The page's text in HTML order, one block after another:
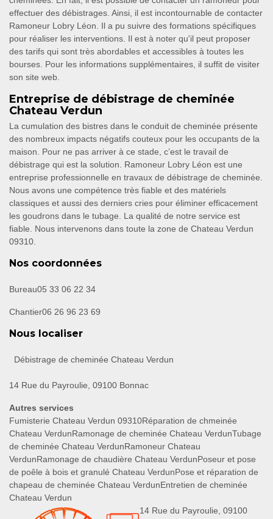
effectuer des débistrages. Ainsi, il est incontournable de contacter
Ramoneur Lobry Léon. Il a pu suivre des formations spécifiques
pour réaliser les interventions. Il est à noter qu'il peut proposer
des tarifs qui sont très abordables et accessibles à toutes les
bourses. Pour les informations supplémentaires, il suffit de visiter
son site web.
Entreprise de débistrage de cheminée
Chateau Verdun
La cumulation des bistres dans le conduit de cheminée présente
des nombreux impacts négatifs couteux pour les occupants de la
maison. Pour ne pas arriver à ce stade, c’est le travail de
débistrage qui est la solution. Ramoneur Lobry Léon est une
entreprise professionnelle en travaux de débistrage de cheminée.
Nous avons une compétence très fiable et des matériels
classiques et aussi des derniers cries pour éliminer efficacement
les goudrons dans le tubage. La qualité de notre service est
fiable. Nous intervenons dans toute la zone de Chateau Verdun
09310.
Nos coordonnées
Bureau05 33 06 22 34
Chantier06 26 96 23 69
Nous localiser
Débistrage de cheminée Chateau Verdun
14 Rue du Payroulie, 09100 Bonnac
Autres services
Fumisterie Chateau Verdun 09310Réparation de chmeinée
Chateau VerdunRamonage de cheminée Chateau VerdunTubage
de cheminée Chateau VerdunRamoneur Chateau
VerdunRamonage de chaudière Chateau VerdunPoseur et pose
de poêle à bois et granulé Chateau VerdunPose et réparation de
chapeau de cheminée Chateau VerdunEntretien de cheminée
Chateau Verdun
14 Rue du Payroulie, 09100